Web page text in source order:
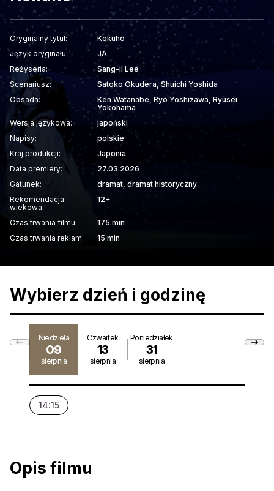
Oryginalny tytuł:
Kokuhō
Język oryginału:
JA
Reżyseria:
Sang-il Lee
Scenariusz:
Satoko Okudera, Shuichi Yoshida
Obsada:
Ken Watanabe, Ryō Yoshizawa, Ryûsei
Yokohama
Wersja językowa:
japoński
Napisy:
polskie
Kraj produkcji:
Japonia
Data premiery:
27.03.2026
Gatunek:
dramat, dramat historyczny
Rekomendacja
wiekowa:
12+
Czas trwania filmu:
175 min
Czas trwania reklam:
15 min
Wybierz dzień i godzinę
Niedziela
09
sierpnia
Czwartek
13
sierpnia
Poniedziałek
31
sierpnia
14:15
Opis filmu